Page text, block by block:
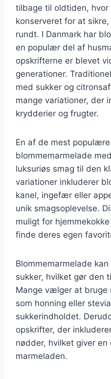
tilbage til oldtiden,
konserveret for at
rundt. I Danmark har
en populær del af
opskrifterne er blevet
generationer.
med sukker og
mange variationer, der
krydderier og frugter.
En af de mest
blommemarmelade
luksuriøs smag til den
variationer inkluderer
kanel, ingefær eller
unik smagsoplevelse.
muligt for
finde deres egen
Blommemarmelade
sukker, hvilket gør den
Mange vælger at bruge
som honning eller
sukkerindholdet.
opskrifter, der
nødder, hvilket giver
marmeladen.